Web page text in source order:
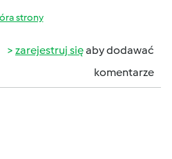
strony
zarejestruj sięaby dodawać
komentarze